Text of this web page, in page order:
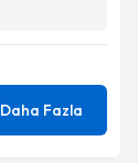
Daha Fazla